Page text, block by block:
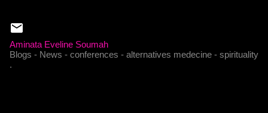
Aminata Eveline Soumah
Blogs - News - conferences - alternatives medecine - spirituality
.